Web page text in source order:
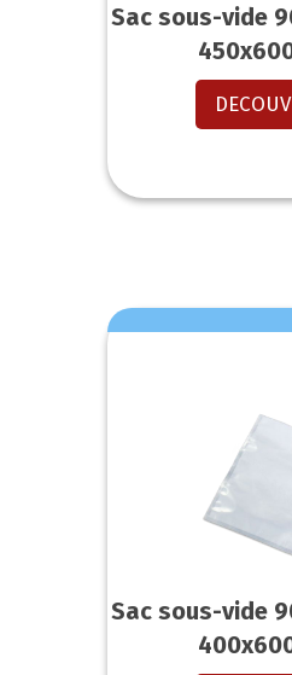
Sac sous-vide
Sac sous-vide